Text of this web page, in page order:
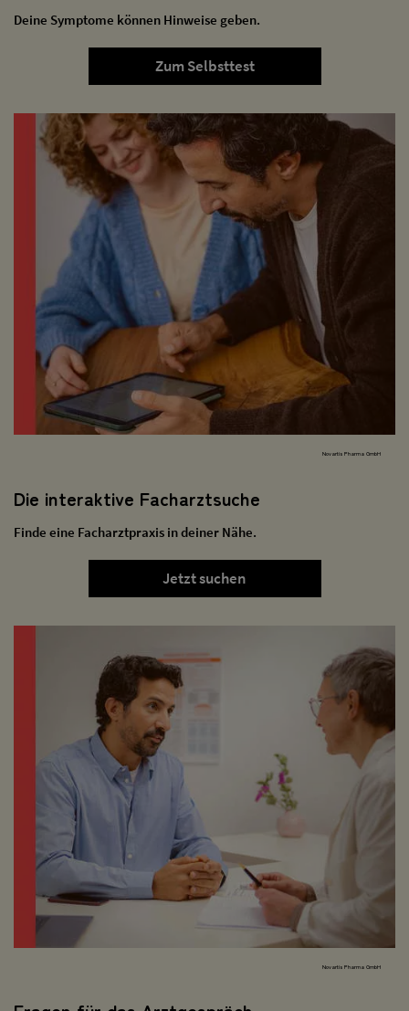
Deine Symptome können Hinweise geben.
Zum Selbsttest
Novartis Pharma GmbH
Die interaktive Facharztsuche
Finde eine Facharztpraxis in deiner Nähe.
Jetzt suchen
Novartis Pharma GmbH